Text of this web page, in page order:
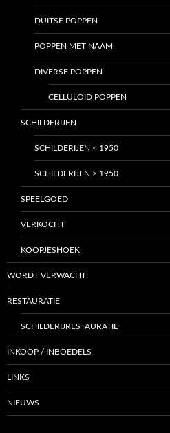
DUITSE POPPEN
POPPEN MET NAAM
DIVERSE POPPEN
CELLULOID POPPEN
SCHILDERIJEN
SCHILDERIJEN < 1950
SCHILDERIJEN > 1950
SPEELGOED
VERKOCHT
KOOPJESHOEK
WORDT VERWACHT!
RESTAURATIE
SCHILDERIJRESTAURATIE
INKOOP / INBOEDELS
LINKS
NIEUWS